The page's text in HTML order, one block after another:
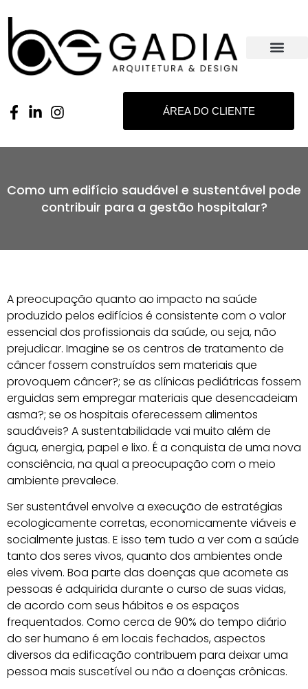
ÁREA DO CLIENTE
Como um edifício saudável e sustentável pode
contribuir para a gestão hospitalar?
A preocupação quanto ao impacto na saúde
produzido pelos edifícios é consistente com o valor
essencial dos profissionais da saúde, ou seja, não
prejudicar. Imagine se os centros de tratamento de
câncer fossem construídos sem materiais que
provoquem câncer?; se as clínicas pediátricas fossem
erguidas sem empregar materiais que desencadeiam
asma?; se os hospitais oferecessem alimentos
saudáveis? A sustentabilidade vai muito além de
água, energia, papel e lixo. É a conquista de uma nova
consciência, na qual a preocupação com o meio
ambiente prevalece.
Ser sustentável envolve a execução de estratégias
ecologicamente corretas, economicamente viáveis e
socialmente justas. E isso tem tudo a ver com a saúde
tanto dos seres vivos, quanto dos ambientes onde
eles vivem. Boa parte das doenças que acomete as
pessoas é adquirida durante o curso de suas vidas,
de acordo com seus hábitos e os espaços
frequentados. Como cerca de 90% do tempo diário
do ser humano é em locais fechados, aspectos
diversos da edificação contribuem para deixar uma
pessoa mais suscetível ou não a doenças crônicas.